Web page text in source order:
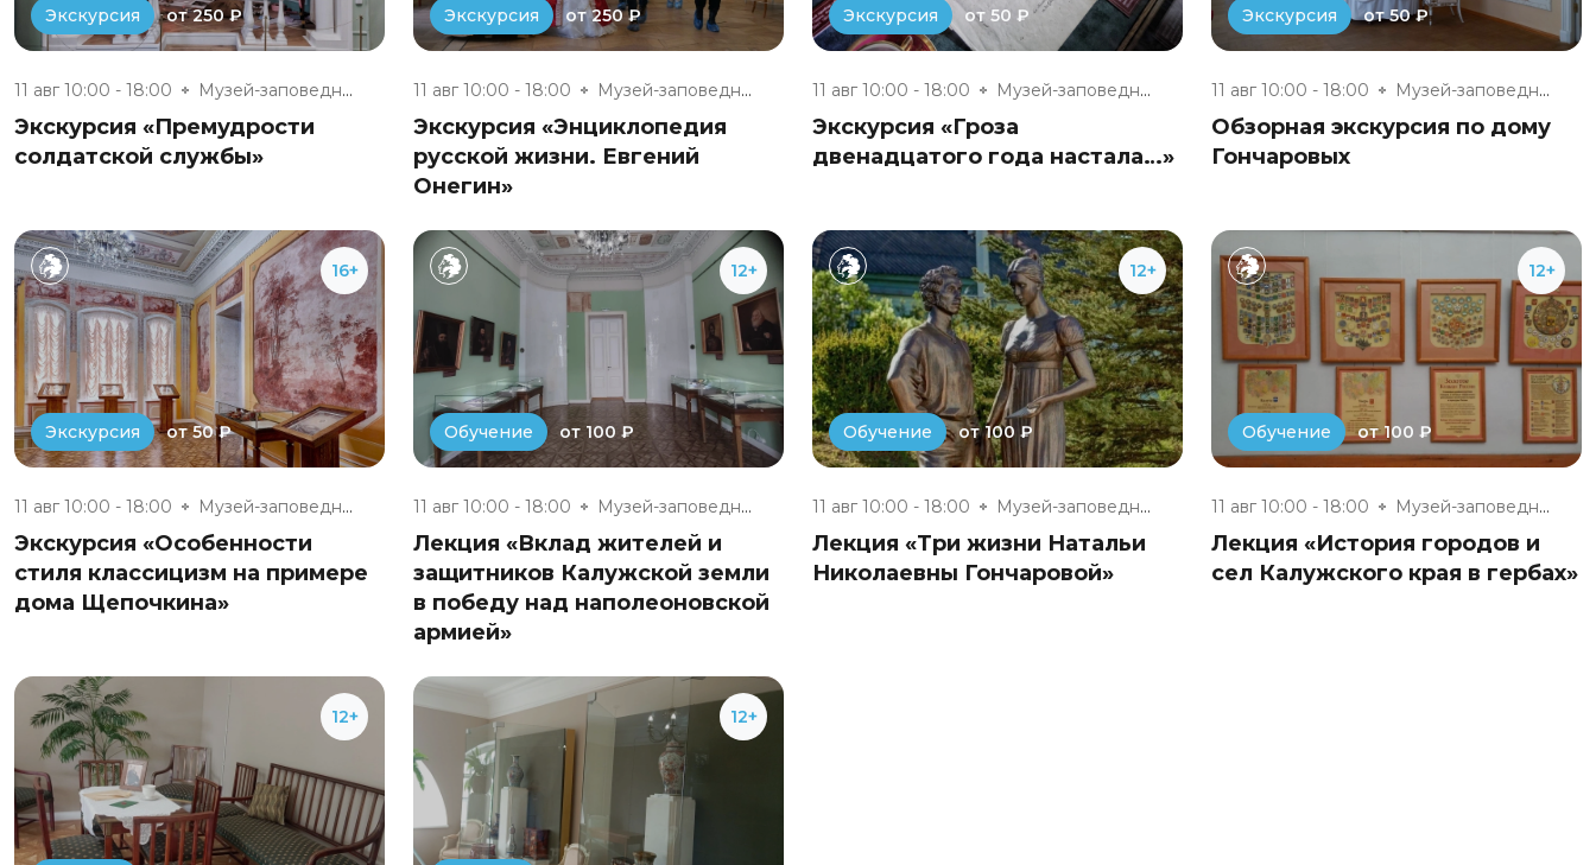
Экскурсия от 250 ₽
11 авг 10:00 - 18:00 Музей-заповедник «Полотняный З...
Экскурсия «Премудрости
солдатской службы»
Экскурсия от 250 ₽
11 авг 10:00 - 18:00 Музей-заповедник «Полотняный З...
Экскурсия «Энциклопедия
русской жизни. Евгений
Онегин»
Экскурсия от 50 ₽
11 авг 10:00 - 18:00 Музей-заповедник «Полотняный З...
Экскурсия «Гроза
двенадцатого года настала…»
Экскурсия от 50 ₽
11 авг 10:00 - 18:00 Музей-заповедник «Полотняный З...
Обзорная экскурсия по дому
Гончаровых
16+
Экскурсия от 50 ₽
11 авг 10:00 - 18:00 Музей-заповедник «Полотняный З...
Экскурсия «Особенности
стиля классицизм на примере
дома Щепочкина»
12+
Обучение от 100 ₽
11 авг 10:00 - 18:00 Музей-заповедник «Полотняный З...
Лекция «Вклад жителей и
защитников Калужской земли
в победу над наполеоновской
армией»
12+
Обучение от 100 ₽
11 авг 10:00 - 18:00 Музей-заповедник «Полотняный З...
Лекция «Три жизни Натальи
Николаевны Гончаровой»
12+
Обучение от 100 ₽
11 авг 10:00 - 18:00 Музей-заповедник «Полотняный З...
Лекция «История городов и
сел Калужского края в гербах»
12+ 12+